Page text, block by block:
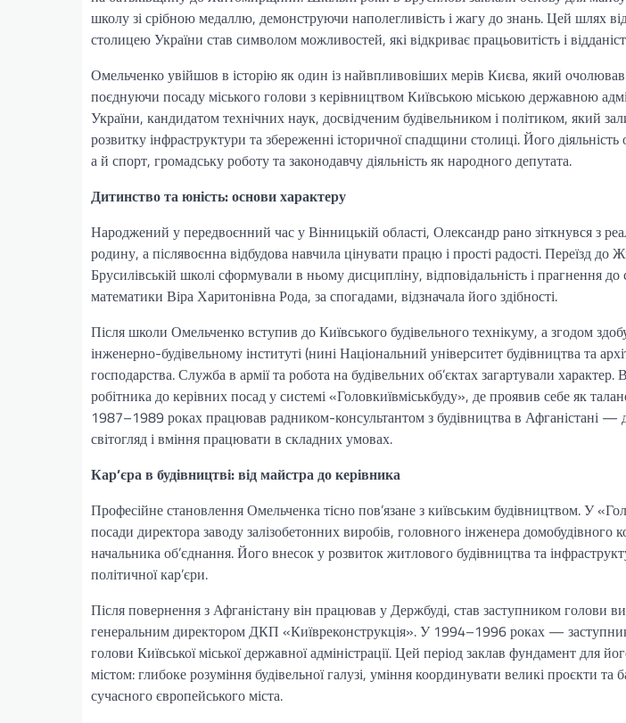
школу зі срібною медаллю, демонструючи наполегливість і жагу до знань. Цей шлях
столицею України став символом можливостей, які відкриває працьовитість і
Омельченко увійшов в історію як один із найвпливовіших мерів Києва, який
поєднуючи посаду міського голови з керівництвом Київською міською державною
України, кандидатом технічних наук, досвідченим будівельником і політиком, який
розвитку інфраструктури та збереженні історичної спадщини столиці. Його
а й спорт, громадську роботу та законодавчу діяльність як народного депутата.
Дитинство та юність: основи характеру
Народжений у передвоєнний час у Вінницькій області, Олександр рано зіткнувся з
родину, а післявоєнна відбудова навчила цінувати працю і прості радості. Переїзд
Брусилівській школі сформували в ньому дисципліну, відповідальність і прагнення
математики Віра Харитонівна Рода, за спогадами, відзначала його здібності.
Після школи Омельченко вступив до Київського будівельного технікуму, а згодом
інженерно-будівельному інституті (нині Національний університет будівництва та
господарства. Служба в армії та робота на будівельних об’єктах загартували
робітника до керівних посад у системі «Головкиївміськбуду», де проявив себе як
1987–1989 роках працював радником-консультантом з будівництва в Афганістані —
світогляд і вміння працювати в складних умовах.
Кар’єра в будівництві: від майстра до керівника
Професійне становлення Омельченка тісно пов’язане з київським будівництвом. У
посади директора заводу залізобетонних виробів, головного інженера домобудівного
начальника об’єднання. Його внесок у розвиток житлового будівництва та
політичної кар’єри.
Після повернення з Афганістану він працював у Держбуді, став заступником голови
генеральним директором ДКП «Київреконструкція». У 1994–1996 роках —
голови Київської міської державної адміністрації. Цей період заклав фундамент для
містом: глибоке розуміння будівельної галузі, уміння координувати великі проєкти та
сучасного європейського міста.